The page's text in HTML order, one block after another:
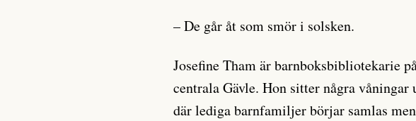
– De går åt som smör i solsken.
Josefine Tham är barnboksbibliotekarie
centrala Gävle. Hon sitter några
där lediga barnfamiljer börjar samlas